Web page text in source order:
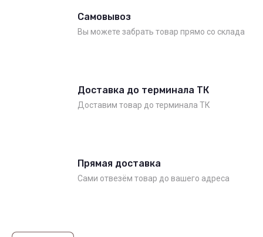
Самовывоз
Вы можете забрать товар прямо со склада
Доставка до терминала ТК
Доставим товар до терминала ТК
Прямая доставка
Сами отвезём товар до вашего адреса